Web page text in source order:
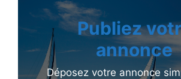
Publiez
annonce
Déposez votre annonce